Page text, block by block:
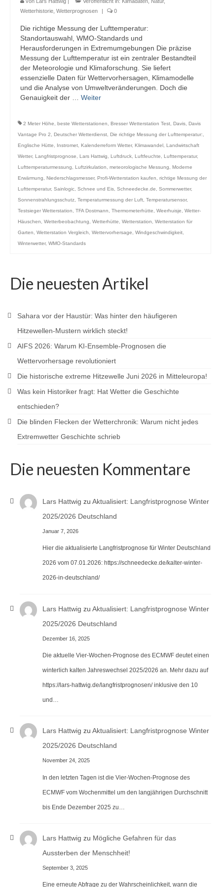
Webcams
Wintersport
Winterdienst
Glossar
Datenschutz
Wetterhistorie Wetterprognosen | 0
Die richtige Messung der Lufttemperatur:
Standortauswahl, WMO-Standards und
Herausforderungen in Extremumgebungen Die präzise
Messung der Lufttemperatur ist ein zentraler Bestandteil
der Meteorologie und Klimaforschung. Sie liefert
essenzielle Daten für Wettervorhersagen, Klimamodelle
und die Analyse von Umweltveränderungen. Doch die
Genauigkeit der … Weiter
2 Meter Höhe beste Wetterstationen Bresser Wetterstation Test Davis Davis
Vantage Pro 2
Deutscher Wetterdienst Die richtige Messung der Lufttemperatur:
Englische Hütte
Instromet Kalenderreform Wetter, Klimawandel Landwirtschaft
Wetter, Langfristprognose Lars Hattwig Luftdruck Luftfeuchte Lufttemperatur,
Lufttemperaturmessung
Luftzirkulation meteorologische Messung
Moderne
Erwärmung
Niederschlagsmesser, Profi-Wetterstation kaufen
richtige Messung der
Lufttemperatur, Sainlogic Schnee und Eis Schneedecke.de Sommerwetter,
Sonnenstrahlungsschutz Temperaturmessung der Luft Temperatursensor,
Testsieger Wetterstation
TFA Dostmann Thermometerhütte Weerhuisje
Wetter-
Häuschen
Wetterbeobachtung Wetterhütte Wetterstation
Wetterstation für
Garten
Wetterstation Vergleich Wettervorhersage Windgeschwindigkeit
Winterwetter, WMO-Standards
Die neuesten Artikel
Sahara vor der Haustür: Was hinter den häufigeren
Hitzewellen-Mustern wirklich steckt!
AIFS 2026: Warum KI-Ensemble-Prognosen die
Wettervorhersage revolutioniert
Die historische extreme Hitzewelle Juni 2026 in Mitteleuropa!
Was kein Historiker fragt: Hat Wetter die Geschichte
entschieden?
Die blinden Flecken der Wetterchronik: Warum nicht jedes
Extremwetter Geschichte schrieb
Die neuesten Kommentare
Lars Hattwig zu Aktualisiert: Langfristprognose Winter
2025/2026 Deutschland
Januar 7, 2026
Hier die aktualisierte Langfristprognose für Winter Deutschland
2026 vom 07.01.2026: https://schneedecke.de/kalter-winter-
2026-in-deutschland/
Lars Hattwig zu Aktualisiert: Langfristprognose Winter
2025/2026 Deutschland
Dezember 16, 2025
Die aktuelle Vier-Wochen-Prognose des ECMWF deutet einen
winterlich kalten Jahreswechsel 2025/2026 an. Mehr dazu auf
https://lars-hattwig.de/langfristprognosen/ inklusive den 10
und…
Lars Hattwig zu Aktualisiert: Langfristprognose Winter
2025/2026 Deutschland
November 24, 2025
In den letzten Tagen ist die Vier-Wochen-Prognose des
ECMWF vom Wochenmittel um den langjährigen Durchschnitt
bis Ende Dezember 2025 zu…
Lars Hattwig zu Mögliche Gefahren für das
Aussterben der Menschheit!
September 3, 2025
Eine erneute Abfrage zu der Wahrscheinlichkeit, wann die